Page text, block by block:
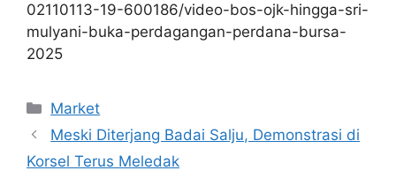
02110113-19-600186/video-bos-ojk-hingga-sri-
mulyani-buka-perdagangan-perdana-bursa-
2025
Kategori
Market
Meski Diterjang Badai Salju, Demonstrasi di
Korsel Terus Meledak